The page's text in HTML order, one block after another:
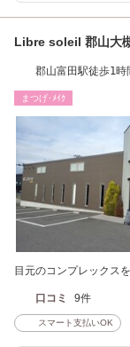
Libre soleil 郡山大
郡山富田駅徒歩1時
まつげ･ﾒｲｸ
目元のコンプレックス
口コミ 9件
スマート支払いOK